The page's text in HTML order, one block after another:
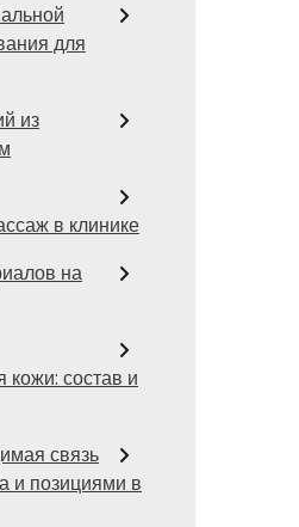
для
из
в клинике
на
состав и
связь
и позициями в